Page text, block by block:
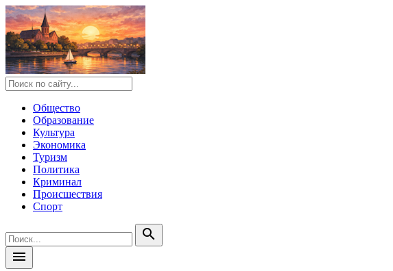
Общество
Образование
Культура
Экономика
Туризм
Политика
Криминал
Происшествия
Спорт
search
menu